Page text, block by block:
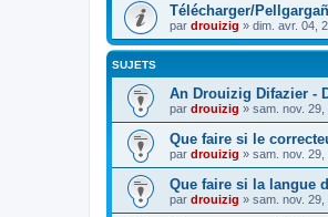
Télécharger/
par drouizig » dim. avr. 04,
SUJETS
An Drouizig Difazier -
par drouizig » sam. nov. 29,
Que faire si le
par drouizig » sam. nov. 29,
Que faire si la langue
par drouizig » sam. nov. 29,